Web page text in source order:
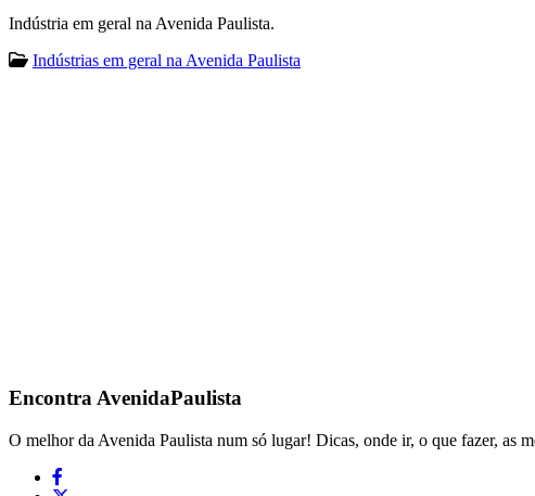
Indústria em geral na Avenida Paulista.
Indústrias em geral na Avenida Paulista
Encontra AvenidaPaulista
O melhor da Avenida Paulista num só lugar! Dicas, onde ir, o que fazer, as